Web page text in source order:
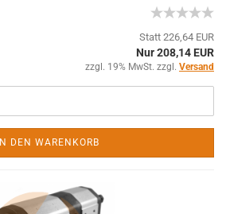
Statt 226,64 EUR
Nur 208,14 EUR
zzgl. 19% MwSt. zzgl. Versand
IN DEN WARENKORB